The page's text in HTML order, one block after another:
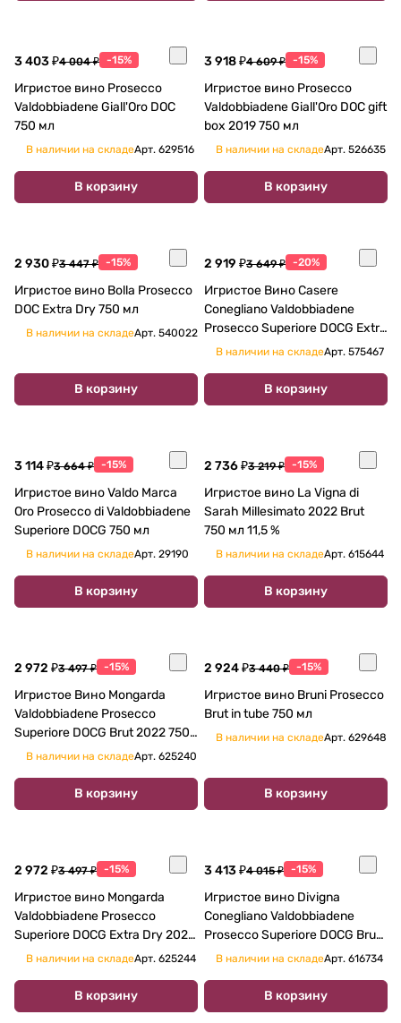
3 403 ₽4 004 ₽ -15%
Игристое вино Prosecco
Valdobbiadene Giall'Oro DOC
750 мл
В наличии на складеАрт. 629516
В корзину
3 918 ₽4 609 ₽ -15%
Игристое вино Prosecco
Valdobbiadene Giall'Oro DOC gift
box 2019 750 мл
В наличии на складеАрт. 526635
В корзину
2 930 ₽3 447 ₽ -15%
Игристое вино Bolla Prosecco
DOC Extra Dry 750 мл
В наличии на складеАрт. 540022
В корзину
2 919 ₽3 649 ₽ -20%
Игристое Вино Casere
Conegliano Valdobbiadene
Prosecco Superiore DOCG Extra
Dry Terra Vizina 750 мл
В наличии на складеАрт. 575467
В корзину
3 114 ₽3 664 ₽ -15%
Игристое вино Valdo Marca
Oro Prosecco di Valdobbiadene
Superiore DOCG 750 мл
В наличии на складеАрт. 29190
В корзину
2 736 ₽3 219 ₽ -15%
Игристое вино La Vigna di
Sarah Millesimato 2022 Brut
750 мл 11,5 %
В наличии на складеАрт. 615644
В корзину
2 972 ₽3 497 ₽ -15%
Игристое Вино Mongarda
Valdobbiadene Prosecco
Superiore DOCG Brut 2022 750
млВ наличии на складеАрт. 625240
В корзину
2 924 ₽3 440 ₽ -15%
Игристое вино Bruni Prosecco
Brut in tube 750 мл
В наличии на складеАрт. 629648
В корзину
2 972 ₽3 497 ₽ -15%
Игристое вино Mongarda
Valdobbiadene Prosecco
Superiore DOCG Extra Dry 2022
750 мл
В наличии на складеАрт. 625244
В корзину
3 413 ₽4 015 ₽ -15%
Игристое вино Divigna
Conegliano Valdobbiadene
Prosecco Superiore DOCG Brut
2022 750 мл 11,5%
В наличии на складеАрт. 616734
В корзину